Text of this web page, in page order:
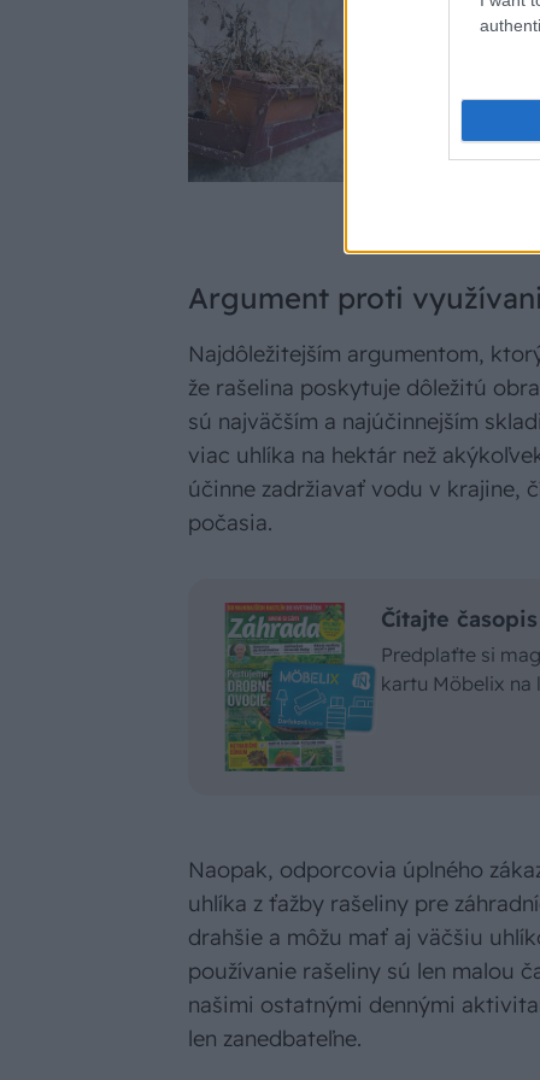
ju znovu
ušetríte!
Argument proti
Najdôležitejším argumentom,
že rašelina poskytuje dôležitú
sú najväčším a najúčinnejším
viac uhlíka na hektár než
účinne zadržiavať vodu v krajine,
počasia.
Čítajte
Predplaťte si
kartu Möbelix na
Naopak, odporcovia úplného
uhlíka z ťažby rašeliny pre
drahšie a môžu mať aj väčšiu
používanie rašeliny sú len malou
našimi ostatnými dennými
len zanedbateľne.